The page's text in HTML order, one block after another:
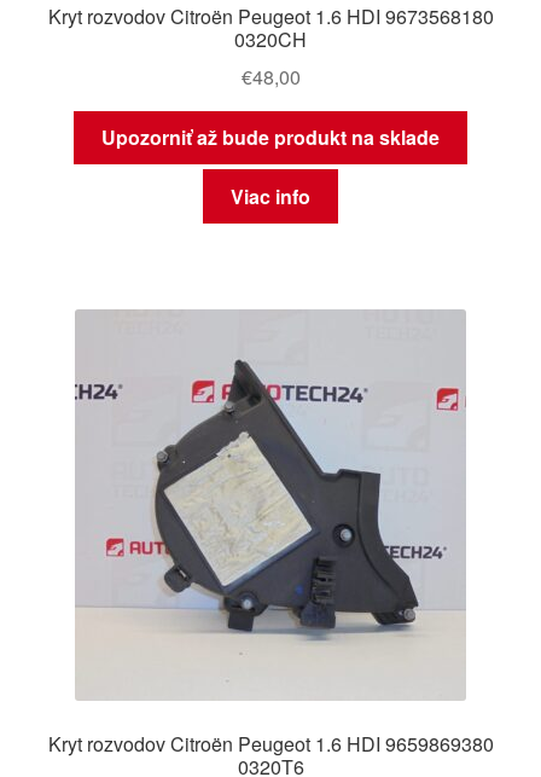
Kryt rozvodov Citroën Peugeot 1.6 HDI 9673568180
0320CH
€48,00
Upozorniť až bude produkt na sklade
Viac info
Kryt rozvodov Citroën Peugeot 1.6 HDI 9659869380
0320T6